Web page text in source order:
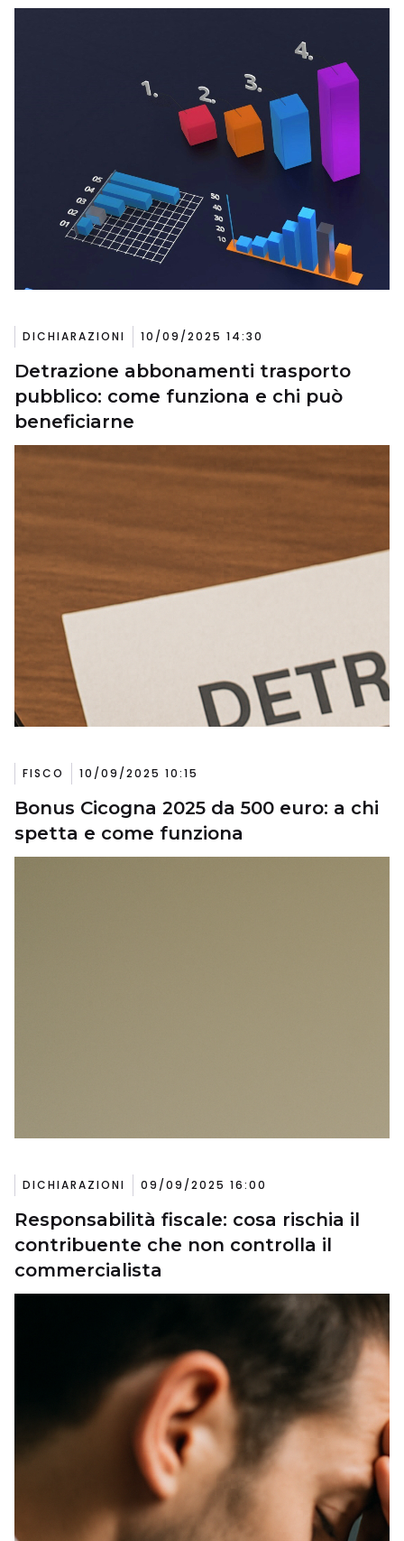
DICHIARAZIONI 10/09/2025 14:30
Detrazione abbonamenti trasporto
pubblico: come funziona e chi può
beneficiarne
FISCO 10/09/2025 10:15
Bonus Cicogna 2025 da 500 euro: a chi
spetta e come funziona
DICHIARAZIONI 09/09/2025 16:00
Responsabilità fiscale: cosa rischia il
contribuente che non controlla il
commercialista